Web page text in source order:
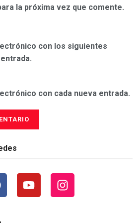
la próxima vez que comente.
con los siguientes
con cada nueva entrada.